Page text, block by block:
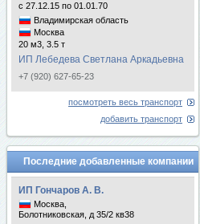
с 27.12.15 по 01.01.70
Владимирская область
Москва
20 м3, 3.5 т
ИП Лебедева Светлана Аркадьевна
+7 (920) 627-65-23
посмотреть весь транспорт
добавить транспорт
Последние добавленные компании
ИП Гончаров А. В.
Москва,
Болотниковская, д 35/2 кв38